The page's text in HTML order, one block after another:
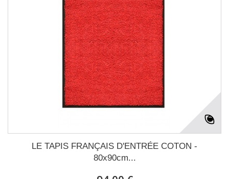
LE TAPIS FRANÇAIS D'ENTRÉE COTON -
80x90cm...